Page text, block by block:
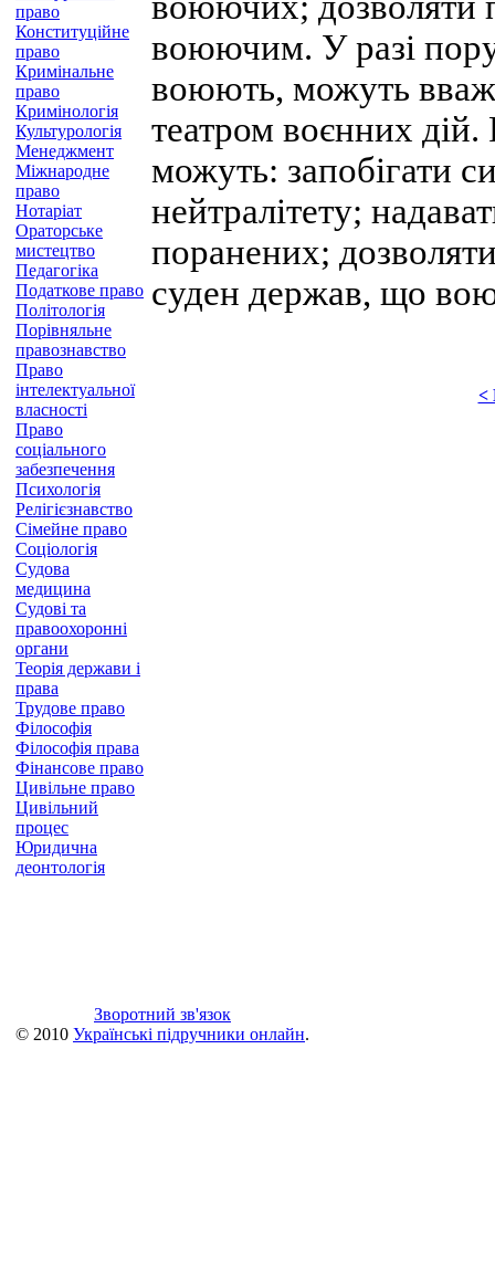
право
Конституційне
право
Кримінальне
право
Кримінологія
Культурологія
Менеджмент
Міжнародне
право
Нотаріат
Ораторське
мистецтво
Педагогіка
Податкове право
Політологія
Порівняльне
правознавство
Право
інтелектуальної
власності
Право
соціального
забезпечення
Психологія
Релігієзнавство
Сімейне право
Соціологія
Судова
медицина
Судові та
правоохоронні
органи
Теорія держави і
права
Трудове право
Філософія
Філософія права
Фінансове право
Цивільне право
Цивільний
процес
Юридична
деонтологія
воюючим. У разі
воюють, можуть
театром воєнних дій.
можуть: запобігати
нейтралітету;
поранених;
суден держав, що
<
Зворотний зв'язок
© 2010 Українські підручники онлайн.